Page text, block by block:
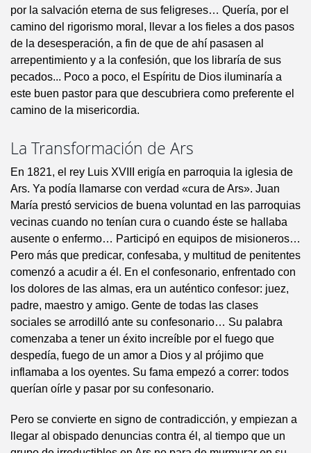
por la salvación eterna de sus feligreses… Quería, por el
camino del rigorismo moral, llevar a los fieles a dos pasos
de la desesperación, a fin de que de ahí pasasen al
arrepentimiento y a la confesión, que los libraría de sus
pecados... Poco a poco, el Espíritu de Dios iluminaría a
este buen pastor para que descubriera como preferente el
camino de la misericordia.
La Transformación de Ars
En 1821, el rey Luis XVIII erigía en parroquia la iglesia de
Ars. Ya podía llamarse con verdad «cura de Ars». Juan
María prestó servicios de buena voluntad en las parroquias
vecinas cuando no tenían cura o cuando éste se hallaba
ausente o enfermo… Participó en equipos de misioneros…
Pero más que predicar, confesaba, y multitud de penitentes
comenzó a acudir a él. En el confesonario, enfrentado con
los dolores de las almas, era un auténtico confesor: juez,
padre, maestro y amigo. Gente de todas las clases
sociales se arrodilló ante su confesonario… Su palabra
comenzaba a tener un éxito increíble por el fuego que
despedía, fuego de un amor a Dios y al prójimo que
inflamaba a los oyentes. Su fama empezó a correr: todos
querían oírle y pasar por su confesonario.
Pero se convierte en signo de contradicción, y empiezan a
llegar al obispado denuncias contra él, al tiempo que un